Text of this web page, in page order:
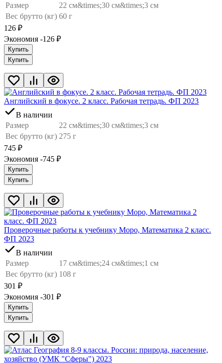
Размер
22 см&times;30 см&times;3 см
Вес брутто (кг) 60 г
126 ₽
Экономия -126 ₽
Купить
Купить
Английский в фокусе. 2 класс. Рабочая тетрадь. ФП 2023
В наличии
Размер
22 см&times;30 см&times;3 см
Вес брутто (кг) 275 г
745 ₽
Экономия -745 ₽
Купить
Купить
Проверочные работы к учебнику Моро, Математика 2 класс.
ФП 2023
В наличии
Размер
17 см&times;24 см&times;1 см
Вес брутто (кг) 108 г
301 ₽
Экономия -301 ₽
Купить
Купить